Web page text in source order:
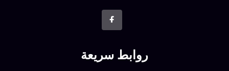
روابط سريعة